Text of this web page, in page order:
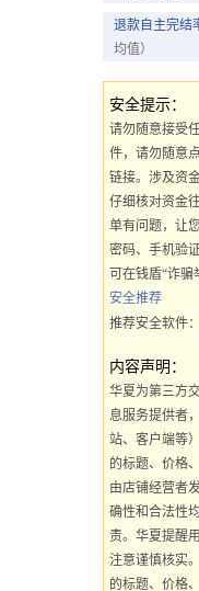
退款自主完结
均值）
安全提示：
请勿随意接受
件，请勿随意
链接。涉及资
仔细核对资金
单有问题，让
密码、手机验
可在钱盾“诈骗
安全推荐
推荐安全软件
内容声明：
华夏为第三方
息服务提供者
站、客户端等
的标题、价格
由店铺经营者
确性和合法性
责。华夏提醒
注意谨慎核实
的标题、价格